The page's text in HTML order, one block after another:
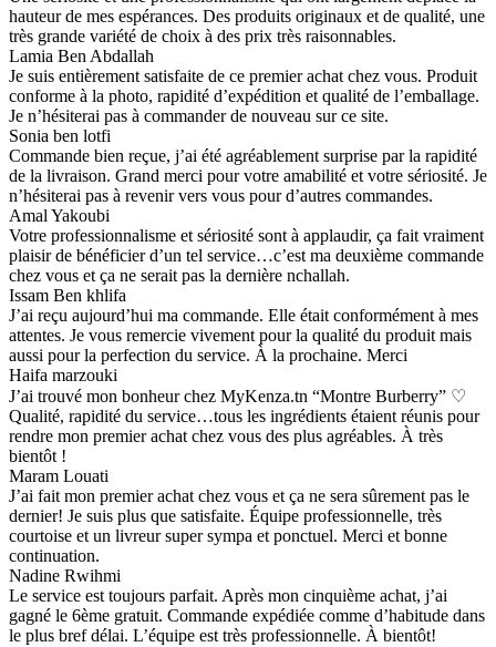
hauteur de mes espérances. Des produits originaux et de qualité, une
très grande variété de choix à des prix très raisonnables.
Lamia Ben Abdallah
Je suis entièrement satisfaite de ce premier achat chez vous. Produit
conforme à la photo, rapidité d’expédition et qualité de l’emballage.
Je n’hésiterai pas à commander de nouveau sur ce site.
Sonia ben lotfi
Commande bien reçue, j’ai été agréablement surprise par la rapidité
de la livraison. Grand merci pour votre amabilité et votre sériosité. Je
n’hésiterai pas à revenir vers vous pour d’autres commandes.
Amal Yakoubi
Votre professionnalisme et sériosité sont à applaudir, ça fait vraiment
plaisir de bénéficier d’un tel service…c’est ma deuxième commande
chez vous et ça ne serait pas la dernière nchallah.
Issam Ben khlifa
J’ai reçu aujourd’hui ma commande. Elle était conformément à mes
attentes. Je vous remercie vivement pour la qualité du produit mais
aussi pour la perfection du service. À la prochaine. Merci
Haifa marzouki
J’ai trouvé mon bonheur chez MyKenza.tn “Montre Burberry” ♡
Qualité, rapidité du service…tous les ingrédients étaient réunis pour
rendre mon premier achat chez vous des plus agréables. À très
bientôt !
Maram Louati
J’ai fait mon premier achat chez vous et ça ne sera sûrement pas le
dernier! Je suis plus que satisfaite. Équipe professionnelle, très
courtoise et un livreur super sympa et ponctuel. Merci et bonne
continuation.
Nadine Rwihmi
Le service est toujours parfait. Après mon cinquième achat, j’ai
gagné le 6ème gratuit. Commande expédiée comme d’habitude dans
le plus bref délai. L’équipe est très professionnelle. À bientôt!